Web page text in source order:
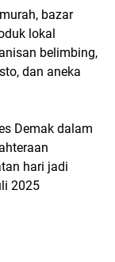
bazar
lokal
belimbing,
dan aneka
Demak dalam
hari jadi
2025